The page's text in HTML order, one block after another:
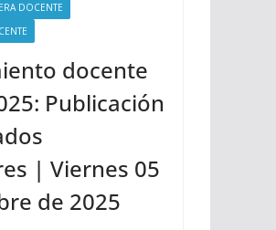
DOCENTE
docente
Publicación
| Viernes 05
de 2025